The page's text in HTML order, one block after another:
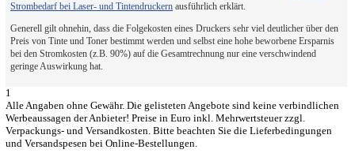
Strombedarf bei Laser- und Tintendruckern ausführlich erklärt.
Generell gilt ohnehin, dass die Folgekosten eines Druckers sehr viel deutlicher über den
Preis von Tinte und Toner bestimmt werden und selbst eine hohe beworbene Ersparnis
bei den Stromkosten (z.B. 90%) auf die Gesamtrechnung nur eine verschwindend
geringe Auswirkung hat.
1
Alle Angaben ohne Gewähr. Die gelisteten Angebote sind keine verbindlichen
Werbeaussagen der Anbieter! Preise in Euro inkl. Mehrwertsteuer zzgl.
Verpackungs- und Versandkosten. Bitte beachten Sie die Lieferbedingungen
und Versandspesen bei Online-Bestellungen.